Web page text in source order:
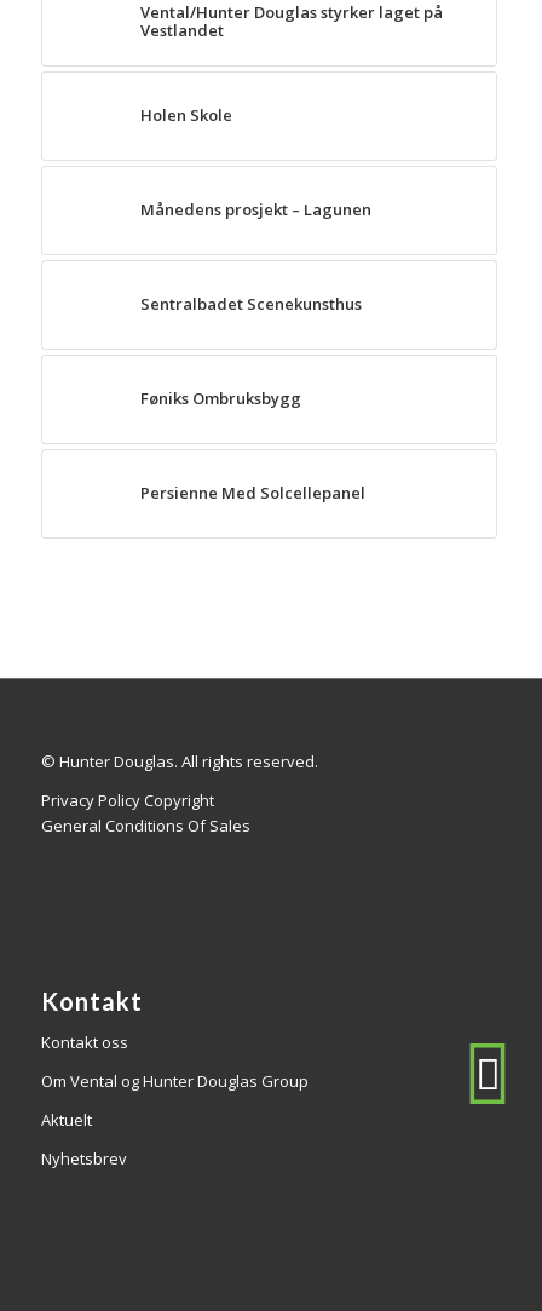
Vental/Hunter Douglas styrker laget på
Vestlandet
Holen Skole
Månedens prosjekt – Lagunen
Sentralbadet Scenekunsthus
Føniks Ombruksbygg
Persienne Med Solcellepanel
© Hunter Douglas. All rights reserved.
Privacy Policy Copyright
General Conditions Of Sales
Kontakt
Kontakt oss
Om Vental og Hunter Douglas Group
Aktuelt
Nyhetsbrev